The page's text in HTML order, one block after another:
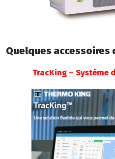
Quelques
TracKing – Système